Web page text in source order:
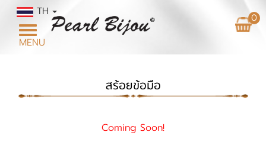
TH
Toggle
navigation
MENU
0
สร้อยข้อมือ
Coming Soon!